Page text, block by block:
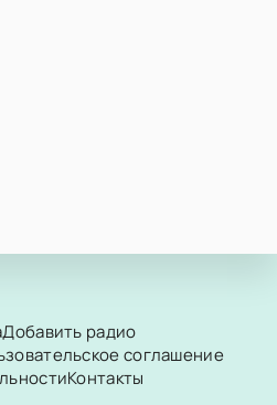
Добавить радио
соглашение
Контакты